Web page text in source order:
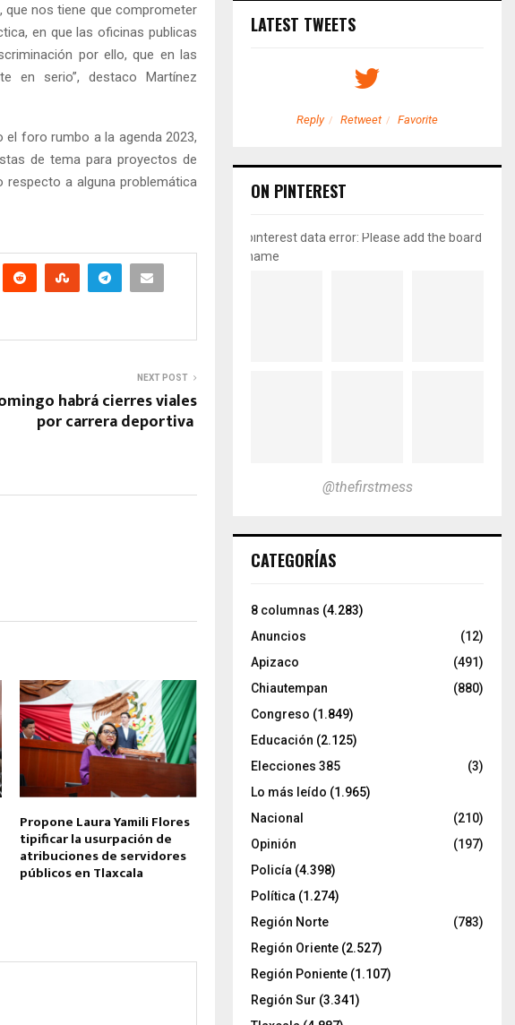
que nos tiene que comprometer
en que las oficinas publicas
por ello, que en las
en serio”, destaco Martínez
foro rumbo a la agenda 2023,
de tema para proyectos de
respecto a alguna problemática
NEXT POST
habrá cierres viales
por carrera deportiva
Propone Laura Yamili Flores
tipificar la usurpación de
atribuciones de servidores
públicos en Tlaxcala
LATEST TWEETS
Reply Retweet Favorite
ON PINTEREST
pinterest data error: Please add the board
name
@thefirstmess
CATEGORÍAS
8 columnas (4.283)
Anuncios
(12)
Apizaco
(491)
Chiautempan
(880)
Congreso (1.849)
Educación (2.125)
Elecciones 385
(3)
Lo más leído (1.965)
Nacional
(210)
Opinión
(197)
Policía (4.398)
Política (1.274)
Región Norte
(783)
Región Oriente (2.527)
Región Poniente (1.107)
Región Sur (3.341)